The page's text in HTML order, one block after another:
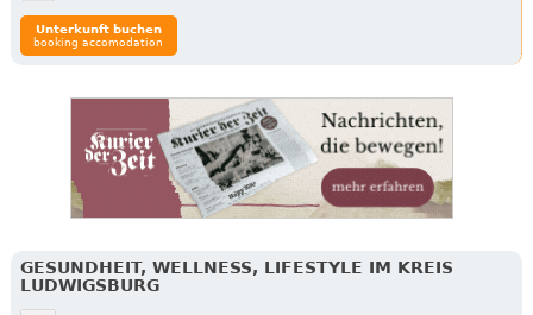
Unterkunft buchen
booking accomodation
GESUNDHEIT, WELLNESS, LIFESTYLE IM KREIS
LUDWIGSBURG